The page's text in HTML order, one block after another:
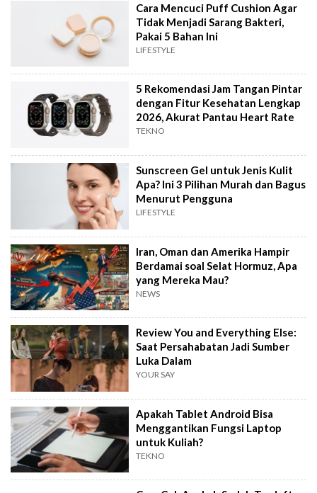
Cara Mencuci Puff Cushion Agar
Tidak Menjadi Sarang Bakteri,
Pakai 5 Bahan Ini
LIFESTYLE
5 Rekomendasi Jam Tangan Pintar
dengan Fitur Kesehatan Lengkap
2026, Akurat Pantau Heart Rate
TEKNO
Sunscreen Gel untuk Jenis Kulit
Apa? Ini 3 Pilihan Murah dan Bagus
Menurut Pengguna
LIFESTYLE
Iran, Oman dan Amerika Hampir
Berdamai soal Selat Hormuz, Apa
yang Mereka Mau?
NEWS
Review You and Everything Else:
Saat Persahabatan Jadi Sumber
Luka Dalam
YOUR SAY
Apakah Tablet Android Bisa
Menggantikan Fungsi Laptop
untuk Kuliah?
TEKNO